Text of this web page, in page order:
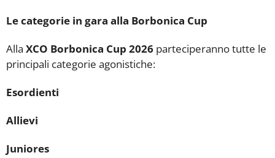
Le categorie in gara alla Borbonica Cup
Alla XCO Borbonica Cup 2026 parteciperanno tutte le
principali categorie agonistiche:
Esordienti
Allievi
Juniores